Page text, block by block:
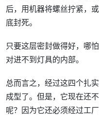
后，用机器将螺丝拧紧，
底封死。
只要这层密封做得好，哪
对进不到灯具的内部。
总而言之，经过这四个扎
成型了。但是，它现在还
呢？因为它还必须经过工